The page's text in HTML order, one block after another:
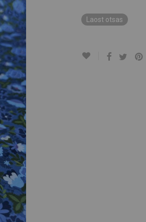
Laost otsas